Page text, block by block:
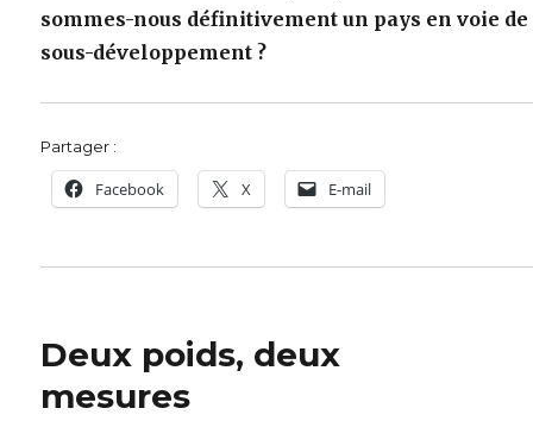
sommes-nous définitivement un pays en voie de
sous-développement ?
Partager :
Facebook X E-mail
Deux poids, deux
mesures